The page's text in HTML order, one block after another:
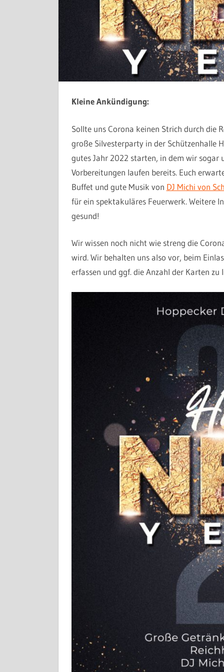
Kleine Ankündigung:
Sollte uns Corona keinen Strich durch die
große Silvesterparty in der Schützenhalle
gutes Jahr 2022 starten, in dem wir sogar
Vorbereitungen laufen bereits. Euch
Buffet und gute Musik von DJ Michi von
für ein spektakuläres Feuerwerk. Weitere
gesund!
Wir wissen noch nicht wie streng die
wird. Wir behalten uns also vor, beim
erfassen und ggf. die Anzahl der Karten zu